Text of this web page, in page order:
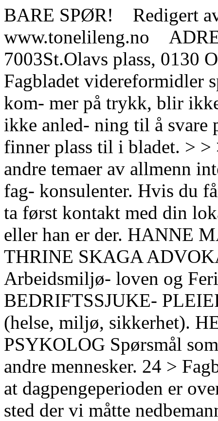
BARE SPØR! Redigert
www.tonelileng.no
7003St.Olavs plass, 0130
Fagbladet videreformidler
kom- mer på trykk, blir
ikke anled- ning til å svare
finner plass til i bladet. > >
andre temaer av allmenn
fag- konsulenter. Hvis du
ta først kontakt med din
eller han er der. HANNE
THRINE SKAGA
Arbeidsmiljø- loven og
BEDRIFTSSJUKE-
(helse, miljø, sikkerhet).
PSYKOLOG Spørsmål
andre mennesker. 24 >
at dagpengeperioden er
sted der vi måtte